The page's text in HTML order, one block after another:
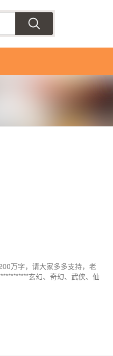
万字，请大家多多支持，老
玄幻、奇幻、武侠、仙